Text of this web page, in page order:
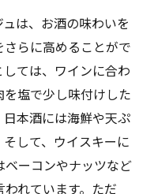
は、お酒の味わいを
らに高めることがで
ては、ワインに合わ
塩で少し味付けした
本酒には海鮮や天ぷ
して、ウイスキーに
ベーコンやナッツなど
れています。ただ